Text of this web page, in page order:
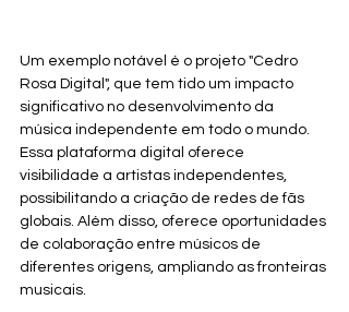
Um exemplo notável é o projeto "Cedro
Rosa Digital", que tem tido um impacto
significativo no desenvolvimento da
música independente em todo o mundo.
Essa plataforma digital oferece
visibilidade a artistas independentes,
possibilitando a criação de redes de fãs
globais. Além disso, oferece oportunidades
de colaboração entre músicos de
diferentes origens, ampliando as fronteiras
musicais.